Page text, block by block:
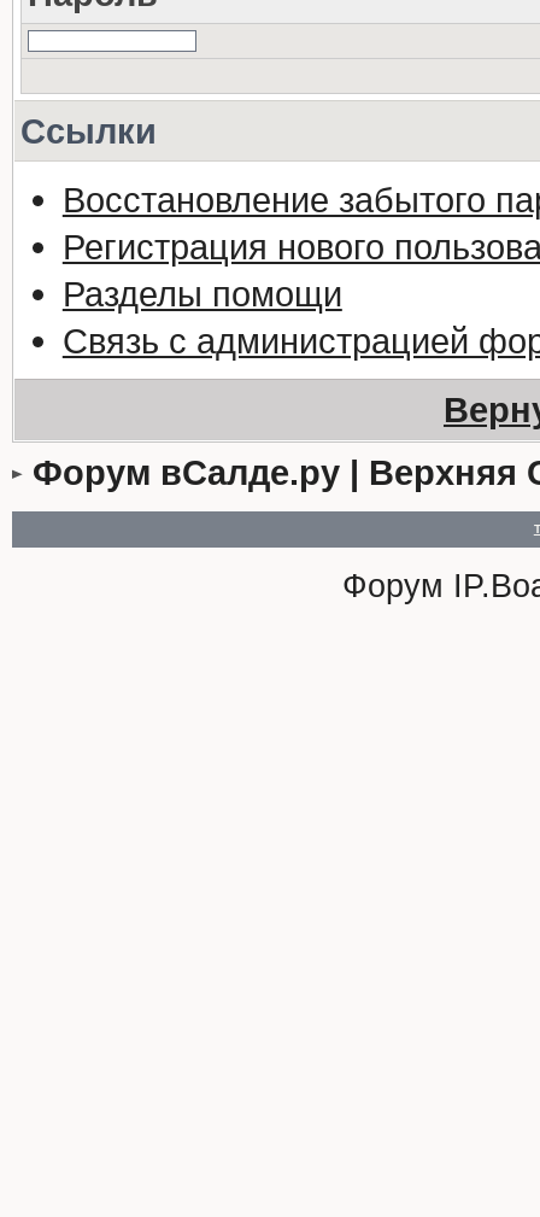
Ссылки
Восстановление забытого
Регистрация нового
Разделы помощи
Связь с администрацией
Форум вСалде.ру | Верхняя
Форум